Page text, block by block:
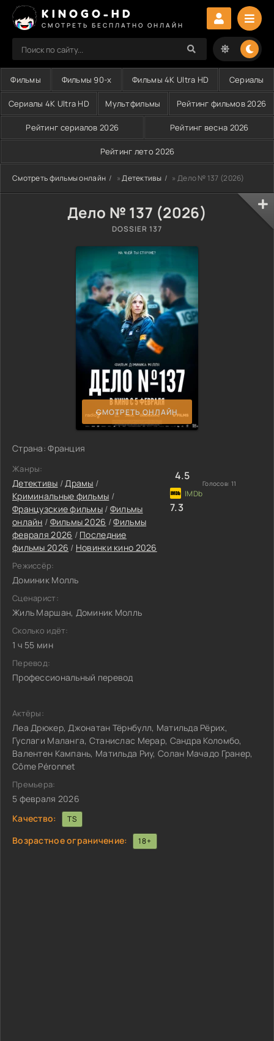
KINOGO-HD
СМОТРЕТЬ БЕСПЛАТНО ОНЛАЙН
Фильмы Фильмы 90-х Фильмы 4K Ultra HD Сериалы
Сериалы 4K Ultra HD Мультфильмы Рейтинг фильмов 2026
Рейтинг сериалов 2026 Рейтинг весна 2026
Рейтинг лето 2026
Смотреть фильмы онлайн »Детективы » Дело № 137 (2026)
Дело № 137 (2026)
DOSSIER 137
СМОТРЕТЬ ОНЛАЙН
Страна: Франция
Жанры:
Детективы /Драмы /
Криминальные фильмы /
Французские фильмы / Фильмы
онлайн / Фильмы 2026 /Фильмы
февраля 2026 / Последние
фильмы 2026 / Новинки кино 2026
Режиссёр:
Доминик Молль
Сценарист:
Жиль Маршан, Доминик Молль
Сколько идёт:
1 ч 55 мин
Перевод:
Профессиональный перевод
4.5
Голосов: 11
7.3
Актёры:
Леа Дрюкер, Джонатан Тёрнбулл, Матильда Рёрих,
Гуслаги Маланга, Станислас Мерар, Сандра Коломбо,
Валентен Кампань, Матильда Риу, Солан Мачадо Гранер,
Côme Péronnet
Премьера:
5 февраля 2026
Качество:
TS
Возрастное ограничение: 18+